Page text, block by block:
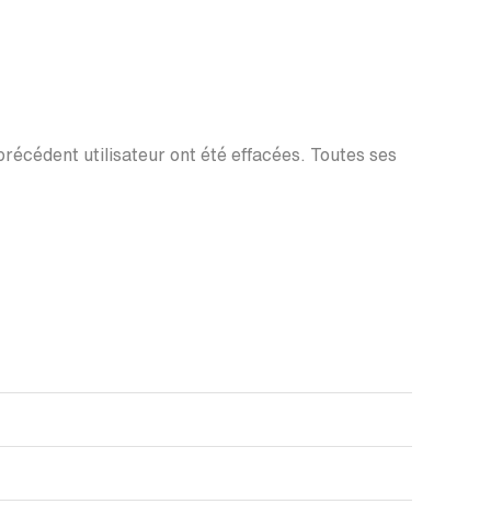
utilisateur ont été effacées. Toutes ses